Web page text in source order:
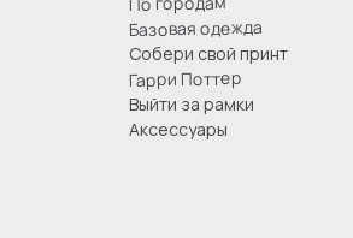
Базовая одежда
Собери свой принт
Гарри Поттер
Выйти за рамки
Аксессуары